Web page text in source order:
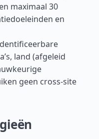
maximaal 30
en
land (afgeleid
geen cross-site